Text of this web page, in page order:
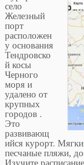
село
Железный
порт
расположен
у основания
Тендровско
й косы
Черного
моря и
удалено от
крупных
городов .
Это
развивающ
ийся курорт.
песчаные пляжи,
Изучите